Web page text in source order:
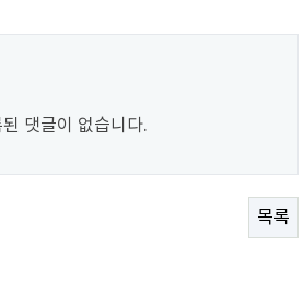
된 댓글이 없습니다.
목록